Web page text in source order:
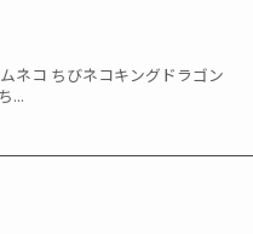
ネコ ちびネコキングドラゴン
...